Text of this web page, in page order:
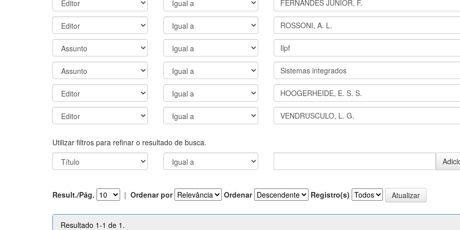
Utilizar filtros para refinar o resultado de busca.
Result./Pág. | Ordenar por Ordenar Registro(s)
Resultado 1-1 de 1.